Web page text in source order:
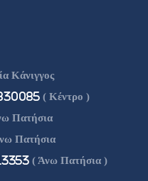
Κάνιγγος
( Κέντρο )
Πατήσια
Πατήσια
( Άνω Πατήσια )